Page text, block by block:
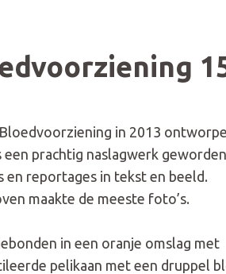
in 2013
prachtig naslagwerk
en reportages in tekst en beeld.
maakte de meeste foto’s.
in een oranje omslag met
pelikaan met een druppel